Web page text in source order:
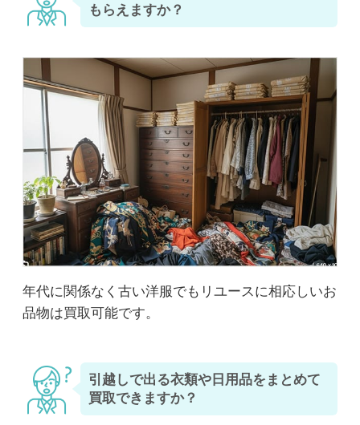
もらえますか？
年代に関係なく古い洋服でもリユースに相応しいお
品物は買取可能です。
引越しで出る衣類や日用品をまとめて
買取できますか？